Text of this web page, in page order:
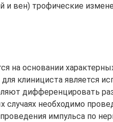
и вен) трофические
на основании
клинициста является
дифференцировать
случаях необходимо
импульса по